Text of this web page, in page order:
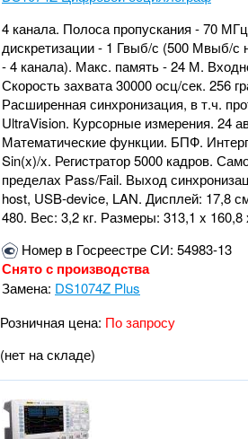
4 канала. Полоса пропускания - 70
дискретизации - 1 Гвыб/с (500 Мвыб/с
- 4 канала). Макс. память - 24 М.
Скорость захвата 30000 осц/сек. 256
Расширенная синхронизация, в т.ч.
UltraVision. Курсорные измерения. 24
Математические функции. БПФ.
Sin(x)/x. Регистратор 5000 кадров.
пределах Pass/Fail. Выход
host, USB-device, LAN. Дисплей: 17,8
480. Вес: 3,2 кг. Размеры: 313,1 x
Номер в Госреестре СИ: 54983-13
Снято с производства
Замена: DS1074Z Plus
Розничная цена: По запросу
(нет на складе)